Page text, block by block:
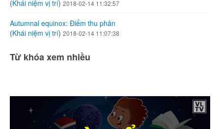
(Khái niệm vị trí) 2018-02-14 11:32:57
Autumnal equinox: Điểm thu phân
(Khái niệm vị trí) 2018-02-14 11:07:38
Từ khóa xem nhiều